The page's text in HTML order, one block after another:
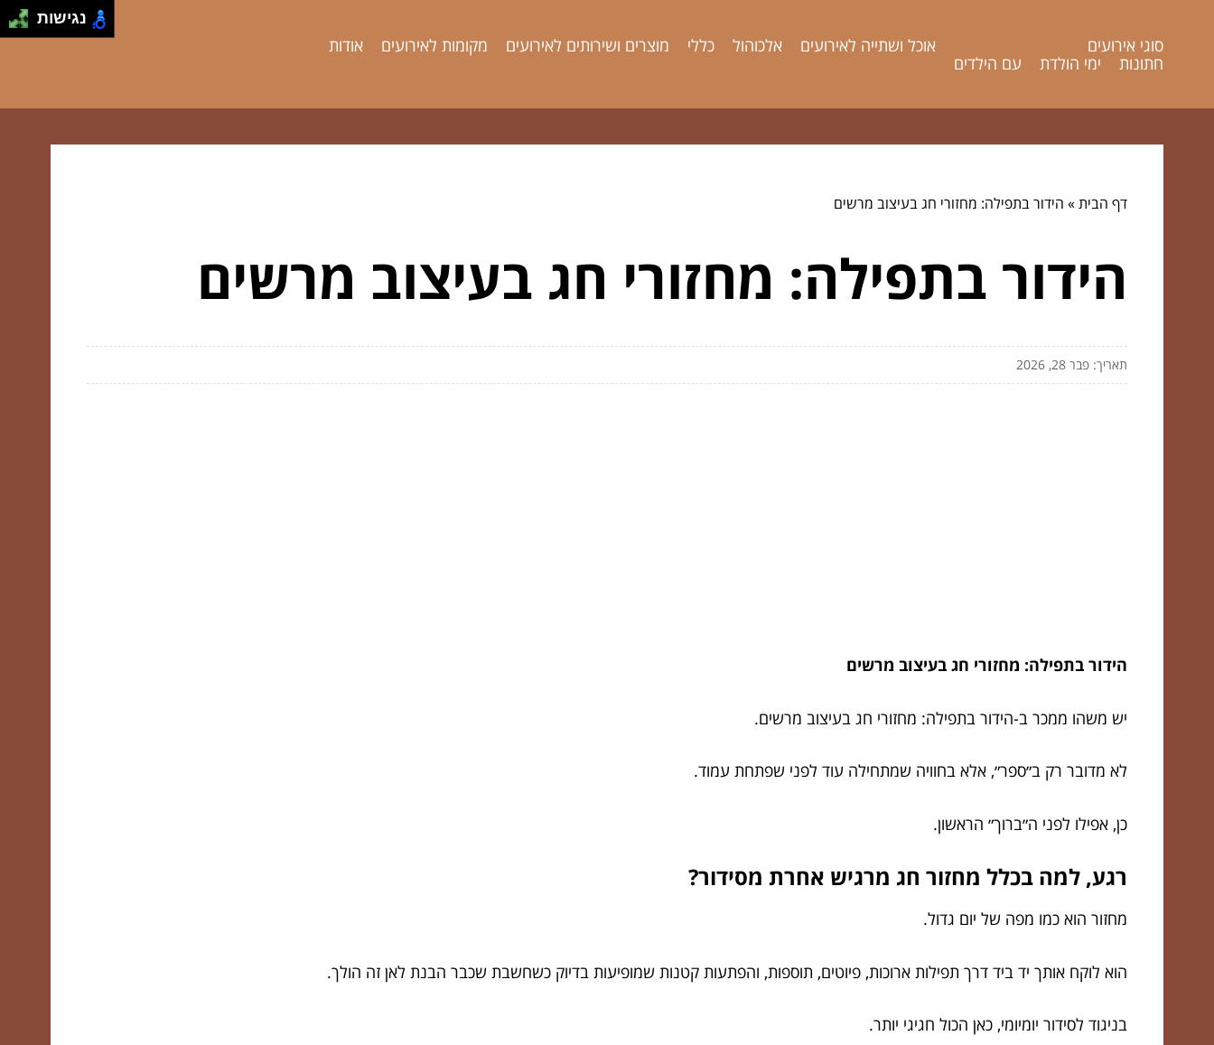
סוגי אירועים
חתונות
ימי הולדת עם הילדים
אוכל ושתייה לאירועים אלכוהול כללי מוצרים ושירותים לאירועים מקומות לאירועים אודות
דף הבית» הידור בתפילה: מחזורי חג בעיצוב מרשים
הידור בתפילה: מחזורי חג בעיצוב מרשים
תאריך: פבר 28, 2026
הידור בתפילה: מחזורי חג בעיצוב מרשים
יש משהו ממכר ב-הידור בתפילה: מחזורי חג בעיצוב מרשים.
לא מדובר רק ב״ספר״, אלא בחוויה שמתחילה עוד לפני שפתחת עמוד.
כן, אפילו לפני ה״ברוך״ הראשון.
רגע, למה בכלל מחזור חג מרגיש אחרת מסידור?
מחזור הוא כמו מפה של יום גדול.
הוא לוקח אותך יד ביד דרך תפילות ארוכות, פיוטים, תוספות, והפתעות קטנות שמופיעות בדיוק כשחשבת שכבר הבנת לאן זה הולך.
בניגוד לסידור יומיומי, כאן הכול חגיגי יותר.
נגישות